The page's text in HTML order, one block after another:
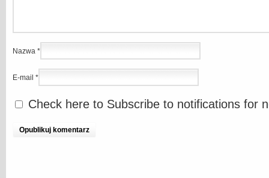
Nazwa *
E-mail *
Check here to Subscribe to notifications for